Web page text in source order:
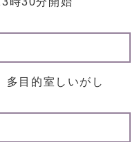
目的室しいがし